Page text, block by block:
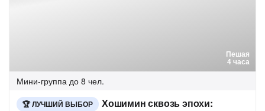
Пешая
4 часа
Мини-группа до 8 чел.
ЛУЧШИЙ ВЫБОР
Хошимин сквозь эпохи: